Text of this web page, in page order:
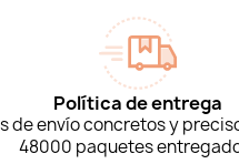
Política de entrega
de envío concretos y
48000 paquetes